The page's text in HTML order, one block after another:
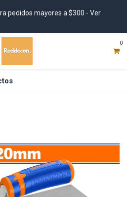
pedidos mayores a $300 - Ver
0